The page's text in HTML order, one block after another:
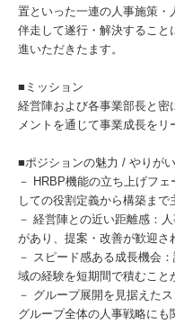
置といった一連の人事施策・
伴走して遂行・解決するこ
進いただきたます。
■ミッション
経営陣および各事業部長と密
メントを通じて事業成長をリ
■ポジションの魅力 / やりがい
－ HRBP機能の立ち上げフ
しての役割定義から構築まで
－ 経営陣との近い距離感：
があり、提案・改善が歓迎さ
－ スピード感ある成長機会
域の経験を短期間で積むこと
－ グループ展開を見据えた
グループ全体の人事戦略にも